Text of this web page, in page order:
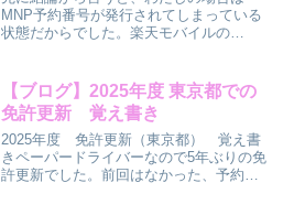
ンが出てこない💦覚え書き
MNP予約番号が発行されてしまっている
状態だからでした。楽天モバイルの
回線）に乗り換え。その後2025年5月ま...
【ブログ】2025年度 東京都での
免許更新 覚え書き
2025年度 免許更新（東京都） 覚え書
きペーパードライバーなので5年ぶりの免
許更新でした。前回はなかった、予約が